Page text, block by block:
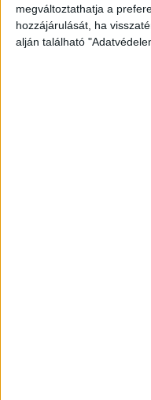
megváltoztathatja a
hozzájárulását, ha
alján található
asszonynak tegye a
és kedvenc
Mátyás felkutatására.